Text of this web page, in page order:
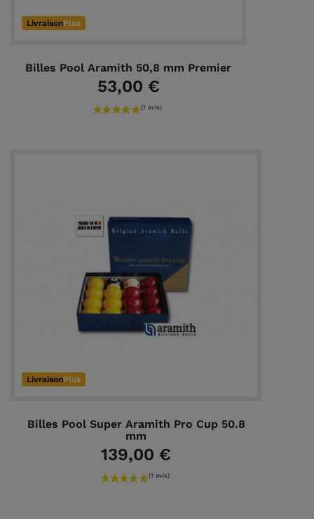
LivraisonPlus
Billes Pool Aramith 50,8 mm Premier
53,00 €
LivraisonPlus
Billes Pool Super Aramith Pro Cup 50.8
mm
139,00 €